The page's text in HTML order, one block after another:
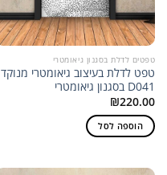
טפטים לדלת בסגנון גיאומטרי
טפט לדלת בעיצוב גיאומטרי מנוקד
D041 בסגנון גיאומטרי
₪220.00
הוספה לסל